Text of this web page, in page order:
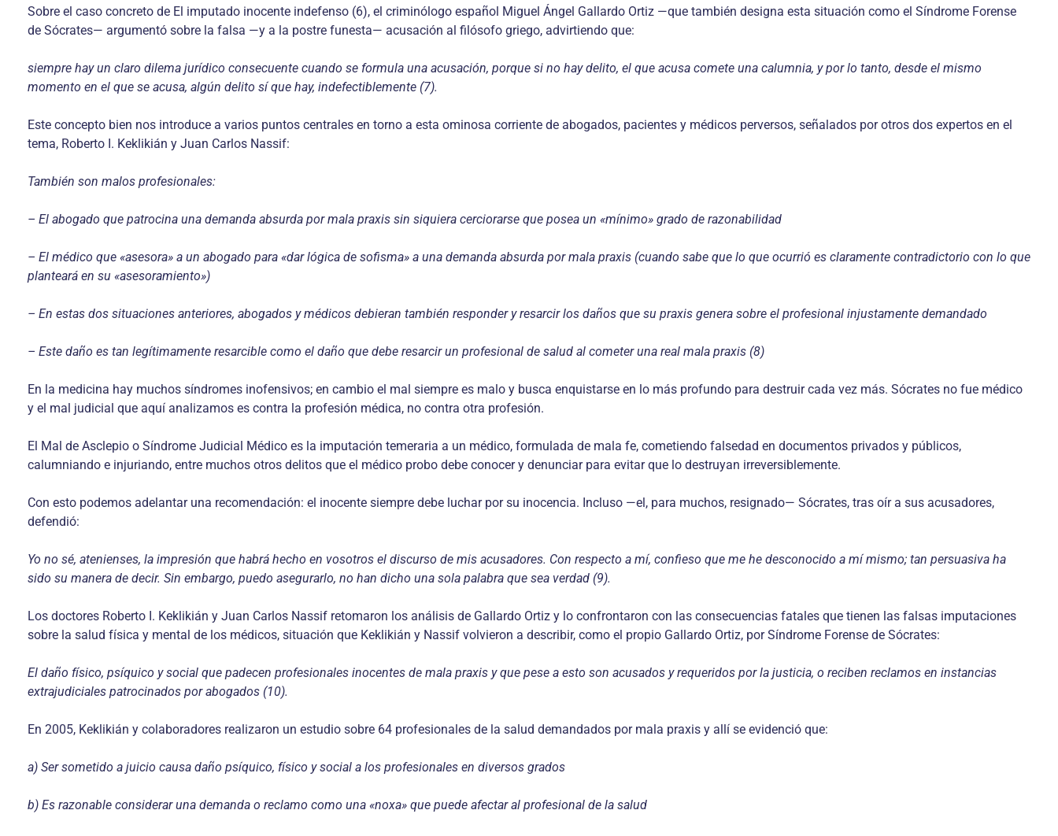
Sobre el caso concreto de El imputado inocente indefenso (6), el criminólogo español Miguel Ángel Gallardo Ortiz —que también designa esta situación como el Síndrome Forense
de Sócrates— argumentó sobre la falsa —y a la postre funesta— acusación al filósofo griego, advirtiendo que:
siempre hay un claro dilema jurídico consecuente cuando se formula una acusación, porque si no hay delito, el que acusa comete una calumnia, y por lo tanto, desde el mismo
momento en el que se acusa, algún delito sí que hay, indefectiblemente (7).
Este concepto bien nos introduce a varios puntos centrales en torno a esta ominosa corriente de abogados, pacientes y médicos perversos, señalados por otros dos expertos en el
tema, Roberto I. Keklikián y Juan Carlos Nassif:
También son malos profesionales:
– El abogado que patrocina una demanda absurda por mala praxis sin siquiera cerciorarse que posea un «mínimo» grado de razonabilidad
– El médico que «asesora» a un abogado para «dar lógica de sofisma» a una demanda absurda por mala praxis (cuando sabe que lo que ocurrió es claramente contradictorio con lo que
planteará en su «asesoramiento»)
– En estas dos situaciones anteriores, abogados y médicos debieran también responder y resarcir los daños que su praxis genera sobre el profesional injustamente demandado
– Este daño es tan legítimamente resarcible como el daño que debe resarcir un profesional de salud al cometer una real mala praxis (8)
En la medicina hay muchos síndromes inofensivos; en cambio el mal siempre es malo y busca enquistarse en lo más profundo para destruir cada vez más. Sócrates no fue médico
y el mal judicial que aquí analizamos es contra la profesión médica, no contra otra profesión.
El Mal de Asclepio o Síndrome Judicial Médico es la imputación temeraria a un médico, formulada de mala fe, cometiendo falsedad en documentos privados y públicos,
calumniando e injuriando, entre muchos otros delitos que el médico probo debe conocer y denunciar para evitar que lo destruyan irreversiblemente.
Con esto podemos adelantar una recomendación: el inocente siempre debe luchar por su inocencia. Incluso —el, para muchos, resignado— Sócrates, tras oír a sus acusadores,
defendió:
Yo no sé, atenienses, la impresión que habrá hecho en vosotros el discurso de mis acusadores. Con respecto a mí, confieso que me he desconocido a mí mismo; tan persuasiva ha
sido su manera de decir. Sin embargo, puedo asegurarlo, no han dicho una sola palabra que sea verdad (9).
Los doctores Roberto I. Keklikián y Juan Carlos Nassif retomaron los análisis de Gallardo Ortiz y lo confrontaron con las consecuencias fatales que tienen las falsas imputaciones
sobre la salud física y mental de los médicos, situación que Keklikián y Nassif volvieron a describir, como el propio Gallardo Ortiz, por Síndrome Forense de Sócrates:
El daño físico, psíquico y social que padecen profesionales inocentes de mala praxis y que pese a esto son acusados y requeridos por la justicia, o reciben reclamos en instancias
extrajudiciales patrocinados por abogados (10).
En 2005, Keklikián y colaboradores realizaron un estudio sobre 64 profesionales de la salud demandados por mala praxis y allí se evidenció que:
a) Ser sometido a juicio causa daño psíquico, físico y social a los profesionales en diversos grados
b) Es razonable considerar una demanda o reclamo como una «noxa» que puede afectar al profesional de la salud